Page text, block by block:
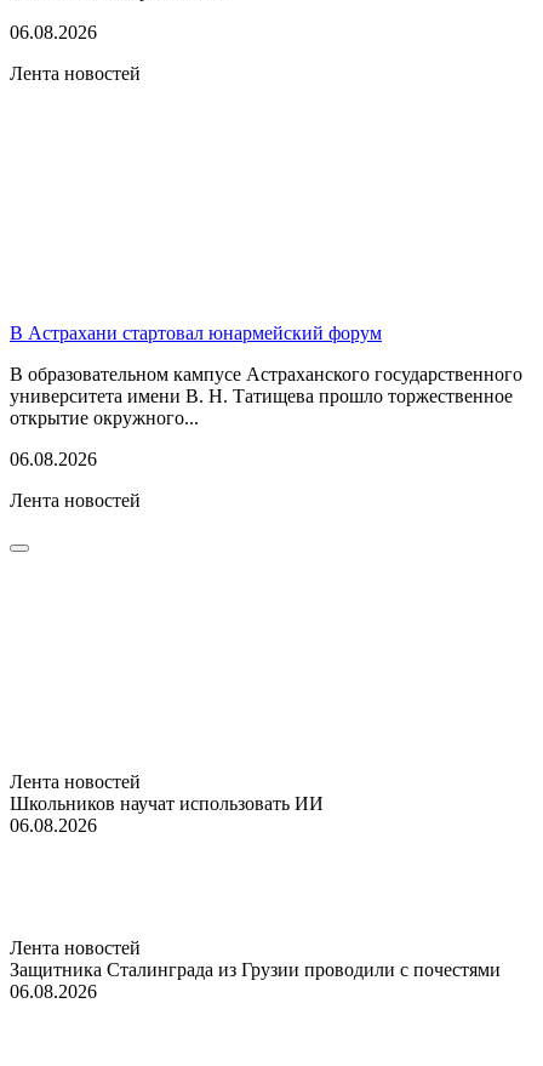
06.08.2026
Лента новостей
В Астрахани стартовал юнармейский форум
В образовательном кампусе Астраханского государственного
университета имени В. Н. Татищева прошло торжественное
открытие окружного...
06.08.2026
Лента новостей
Лента новостей
Школьников научат использовать ИИ
06.08.2026
Лента новостей
Защитника Сталинграда из Грузии проводили с почестями
06.08.2026